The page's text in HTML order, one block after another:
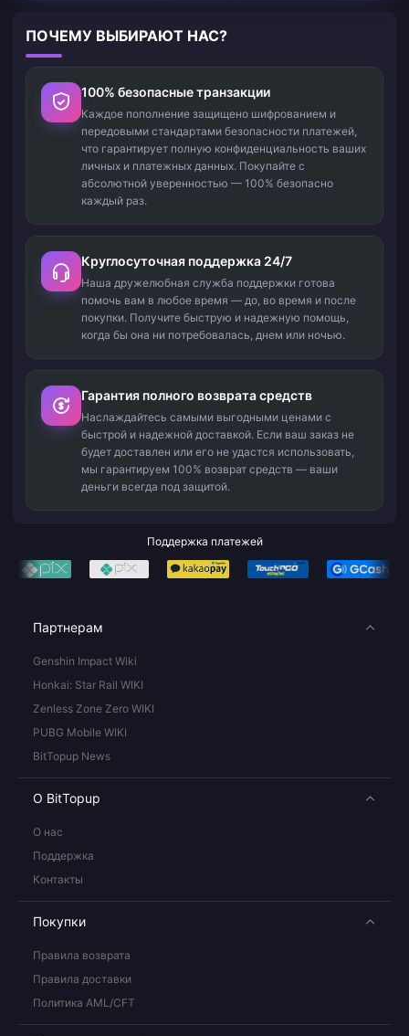
ПОЧЕМУ ВЫБИРАЮТ НАС?
100% безопасные транзакции
Каждое пополнение защищено шифрованием и
передовыми стандартами безопасности платежей,
что гарантирует полную конфиденциальность ваших
личных и платежных данных. Покупайте с
абсолютной уверенностью — 100% безопасно
каждый раз.
Круглосуточная поддержка 24/7
Наша дружелюбная служба поддержки готова
помочь вам в любое время — до, во время и после
покупки. Получите быструю и надежную помощь,
когда бы она ни потребовалась, днем или ночью.
Гарантия полного возврата средств
Наслаждайтесь самыми выгодными ценами с
быстрой и надежной доставкой. Если ваш заказ не
будет доставлен или его не удастся использовать,
мы гарантируем 100% возврат средств — ваши
деньги всегда под защитой.
Поддержка платежей
Партнерам
Genshin Impact Wiki
Honkai: Star Rail WIKI
Zenless Zone Zero WIKI
PUBG Mobile WIKI
BitTopup News
О BitTopup
О нас
Поддержка
Контакты
Покупки
Правила возврата
Правила доставки
Политика AML/CFT